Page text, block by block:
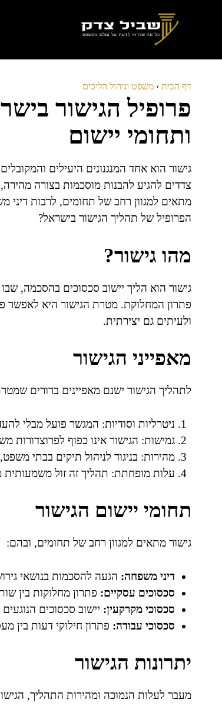
דף הבית › משפט וניהול הליכים
פרופיל הגישור
ותחומי יישום
גישור הוא אחד המנגנונים היעילים
צדדים להגיע להבנות מוסכמות בצורה
מתאים למגוון רחב של תחומים, לרבות דיני
הפרופיל של תהליך הגישור בישראל?
מהו גישור?
גישור הוא הליך יישוב סכסוכים בהסכמה,
פתרון המחלוקת. מטרת הגישור היא לאפשר
ולעיתים גם יצירתית.
מאפייני הגישור
לתהליך הגישור ישנם מאפיינים ברורים
ניטרליות וסודיות: המגשר פועל מבלי
גמישות: הגישור אינו כפוף לפרוצדורות
מהירות: בניגוד לניהול תיקים בבתי
עלות מופחתת: תהליך זה זול משמעותית
תחומי יישום הגישור
גישור מתאים למגוון רחב של תחומים, ובהם:
דיני משפחה: הגעה להסכמות בנושאי
סכסוכים עסקיים: פתרון מחלוקות בין
סכסוכי מקרקעין: יישוב סכסוכים
סכסוכי עבודה: פתרון חילוקי דעות בין
יתרונות הגישור
מעבר לעלות הנמוכה ומהירות התהליך,